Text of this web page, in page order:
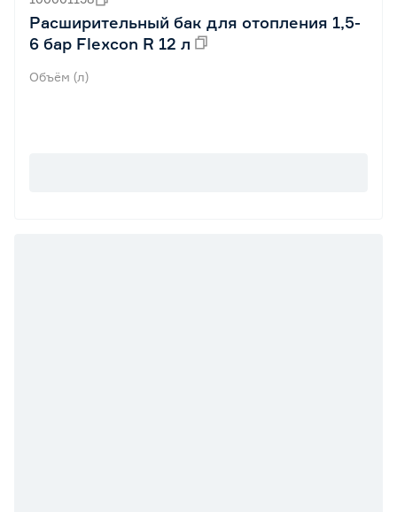
Расширительный бак для отопления 1,5-
6 бар Flexcon R 12 л
Объём (л)